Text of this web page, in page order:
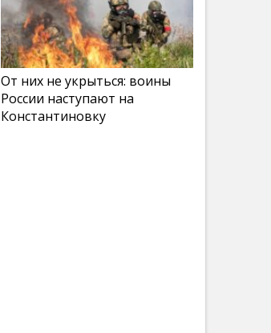
От них не укрыться: воины
России наступают на
Константиновку